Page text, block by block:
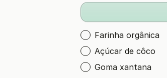
Farinha orgânica
Açúcar de côco
Goma xantana